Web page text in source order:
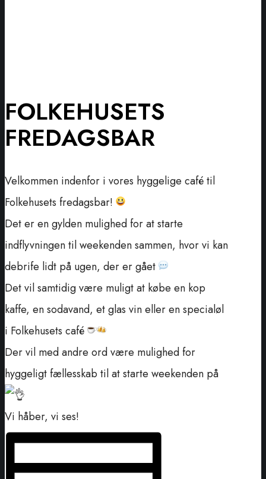
FOLKEHUSETS
FREDAGSBAR
Velkommen indenfor i vores hyggelige café til
Folkehusets fredagsbar!
Det er en gylden mulighed for at starte
indflyvningen til weekenden sammen, hvor vi kan
debrife lidt på ugen, der er gået
Det vil samtidig være muligt at købe en kop
kaffe, en sodavand, et glas vin eller en specialøl
i Folkehusets café
Der vil med andre ord være mulighed for
hyggeligt fællesskab til at starte weekenden på
Vi håber, vi ses!